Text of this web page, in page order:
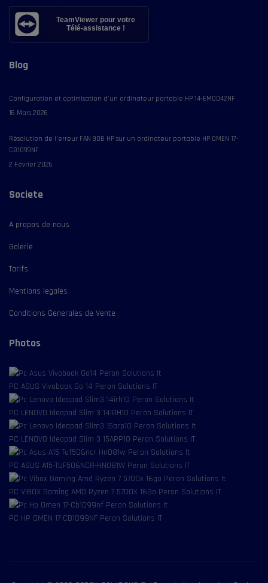
TeamViewer pour votre
Télé-assistance !
Blog
Configuration et optimisation d'un ordinateur portable HP 14-EM0042NF
16 Mars 2026
Résolution de l'erreur FAN 90B HP sur un ordinateur portable HP OMEN 17-
CB1099NF
2 Février 2026
Societe
A propos de nous
Galerie
Tarifs
Mentions legales
Conditions Generales de Vente
Photos
PC ASUS Vivobook Go 14 Peron Solutions IT
PC LENOVO Ideapad Slim 3 14IRH10 Peron Solutions IT
PC LENOVO Ideapad Slim 3 15ARP10 Peron Solutions IT
PC ASUS A15-TUF506NCR-HN081W Peron Solutions IT
PC VIBOX Gaming AMD Ryzen 7 5700X 16Go Peron Solutions IT
PC HP OMEN 17-CB1099NF Peron Solutions IT